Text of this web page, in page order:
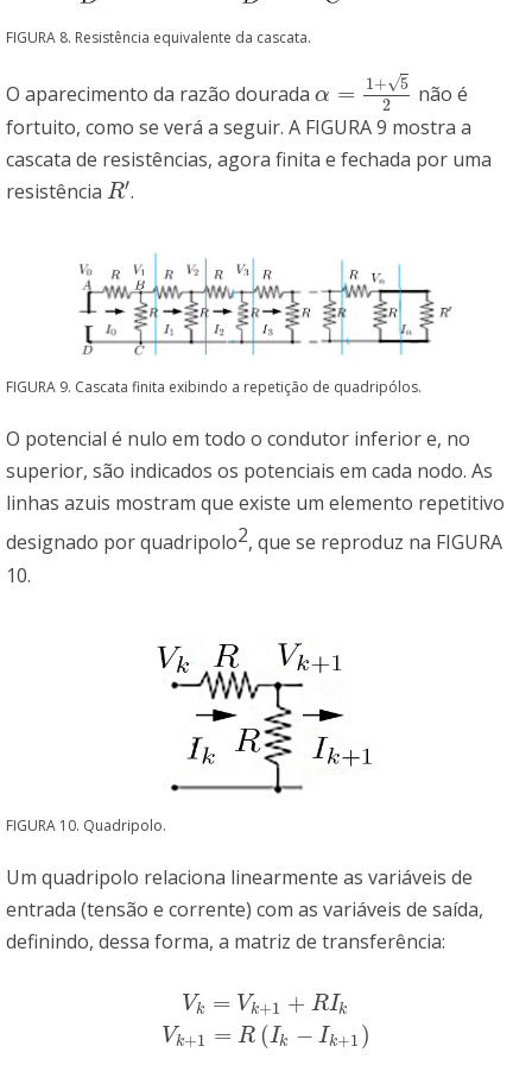
FIGURA 8. Resistência equivalente da cascata.
O aparecimento da razão dourada α = 1+ 5
√
2
α= 1+ 52
não é
fortuito, como se verá a seguir. A FIGURA 9 mostra a
cascata de resistências, agora finita e fechada por uma
resistência R′
R′ .
FIGURA 9. Cascata finita exibindo a repetição de quadripólos.
O potencial é nulo em todo o condutor inferior e, no
superior, são indicados os potenciais em cada nodo. As
linhas azuis mostram que existe um elemento repetitivo
designado por quadripolo2, que se reproduz na FIGURA
10.
FIGURA 10. Quadripolo.
Um quadripolo relaciona linearmente as variáveis de
entrada (tensão e corrente) com as variáveis de saída,
definindo, dessa forma, a matriz de transferência:
Vk = Vk+1 + RIk
Vk+1 = R (Ik − Ik+1 )
Vk= Vk +R IkV k = R( k